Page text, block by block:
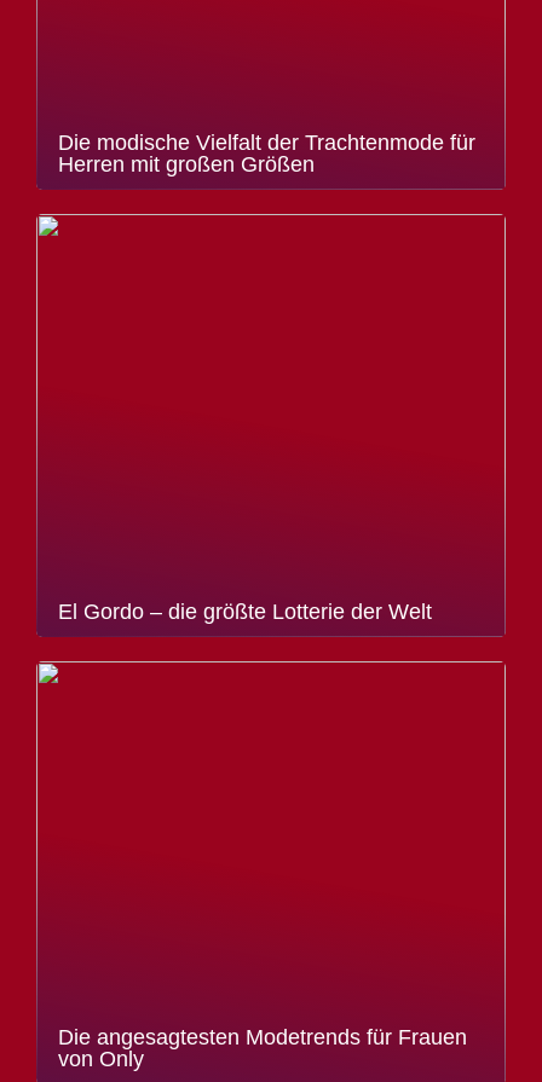
Die modische Vielfalt der Trachtenmode für
Herren mit großen Größen
El Gordo – die größte Lotterie der Welt
Die angesagtesten Modetrends für Frauen
von Only